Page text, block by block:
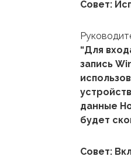
Совет:
“Для
запись
данные
будет
Совет: